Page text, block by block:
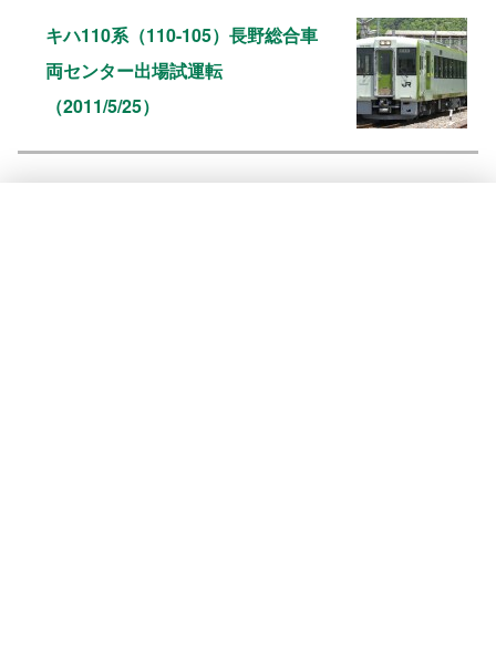
キハ110系（110-105）長野総合車
両センター出場試運転
（2011/5/25）